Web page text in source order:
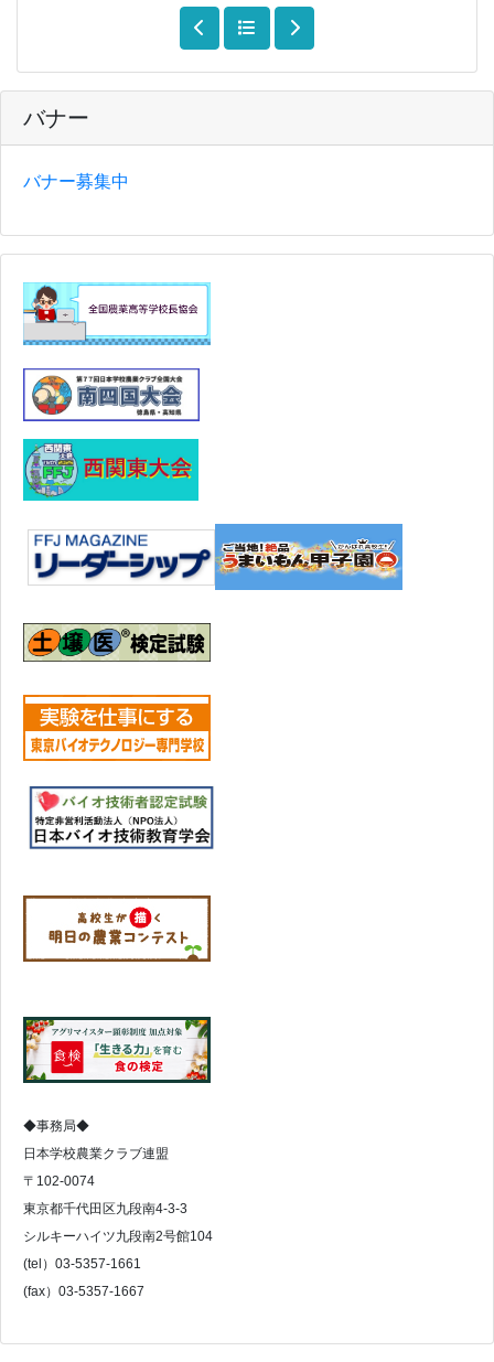
バナー
バナー募集中
◆事務局◆
日本学校農業クラブ連盟
〒102-0074
東京都千代田区九段南4-3-3
シルキーハイツ九段南2号館104
(tel）03-5357-1661
(fax）03-5357-1667